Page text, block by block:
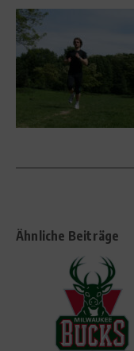
Ähnliche Beiträge